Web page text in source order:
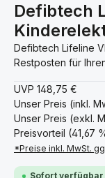
Defibtech
Defibtech Lifeline
Restposten für
UVP 148,75 €
Unser Preis (inkl.
Unser Preis (exkl.
Preisvorteil (41,67
*Preise inkl. MwSt.
Sofort